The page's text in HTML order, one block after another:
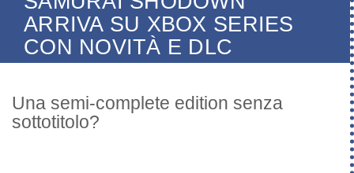
ARRIVA SU XBOX SERIES
CON NOVITÀ E DLC
Una semi-complete edition senza
sottotitolo?